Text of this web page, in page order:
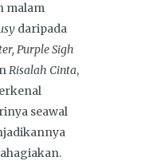
malam
daripada
Purple Sigh
Risalah Cinta,
seawal